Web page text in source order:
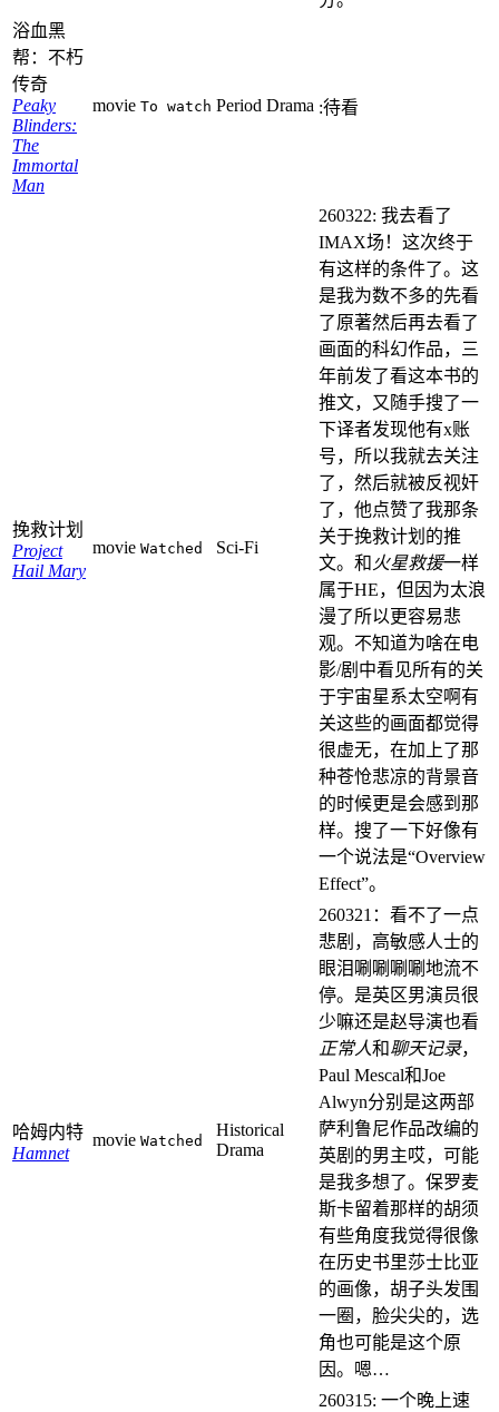
浴血黑
帮：不朽
传奇
Peaky
Blinders:
The
Immortal
Man
movie To watch Period Drama :待看
挽救计划
Project
Hail Mary
movie Watched Sci-Fi
260322: 我去看了
IMAX场！这次终于
有这样的条件了。这
是我为数不多的先看
了原著然后再去看了
画面的科幻作品，三
年前发了看这本书的
推文，又随手搜了一
下译者发现他有x账
号，所以我就去关注
了，然后就被反视奸
了，他点赞了我那条
关于挽救计划的推
文。和 火星救援一样
属于HE，但因为太浪
漫了所以更容易悲
观。不知道为啥在电
影/剧中看见所有的关
于宇宙星系太空啊有
关这些的画面都觉得
很虚无，在加上了那
种苍怆悲凉的背景音
的时候更是会感到那
样。搜了一下好像有
一个说法是“Overview
Effect”。
哈姆内特
Hamnet
movie Watched
Historical
Drama
260321：看不了一点
悲剧，高敏感人士的
眼泪唰唰唰唰地流不
停。是英区男演员很
少嘛还是赵导演也看
正常人和聊天记录，
Paul Mescal和Joe
Alwyn分别是这两部
萨利鲁尼作品改编的
英剧的男主哎，可能
是我多想了。保罗麦
斯卡留着那样的胡须
有些角度我觉得很像
在历史书里莎士比亚
的画像，胡子头发围
一圈，脸尖尖的，选
角也可能是这个原
因。嗯…
260315: 一个晚上速